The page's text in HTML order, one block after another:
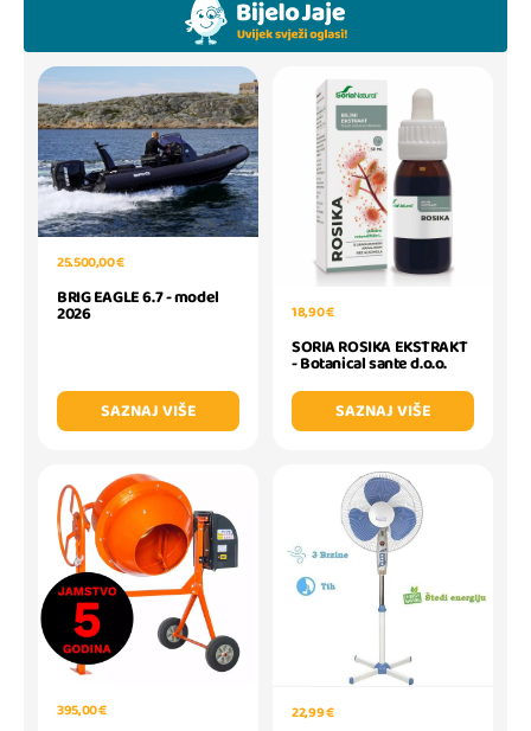
25.500,00 €
BRIG EAGLE 6.7 - model
2026
SAZNAJ VIŠE
18,90 €
SORIA ROSIKA EKSTRAKT
- Botanical sante d.o.o.
SAZNAJ VIŠE
395,00 € 22,99 €